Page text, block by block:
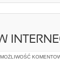
MOŻLIWOŚĆ